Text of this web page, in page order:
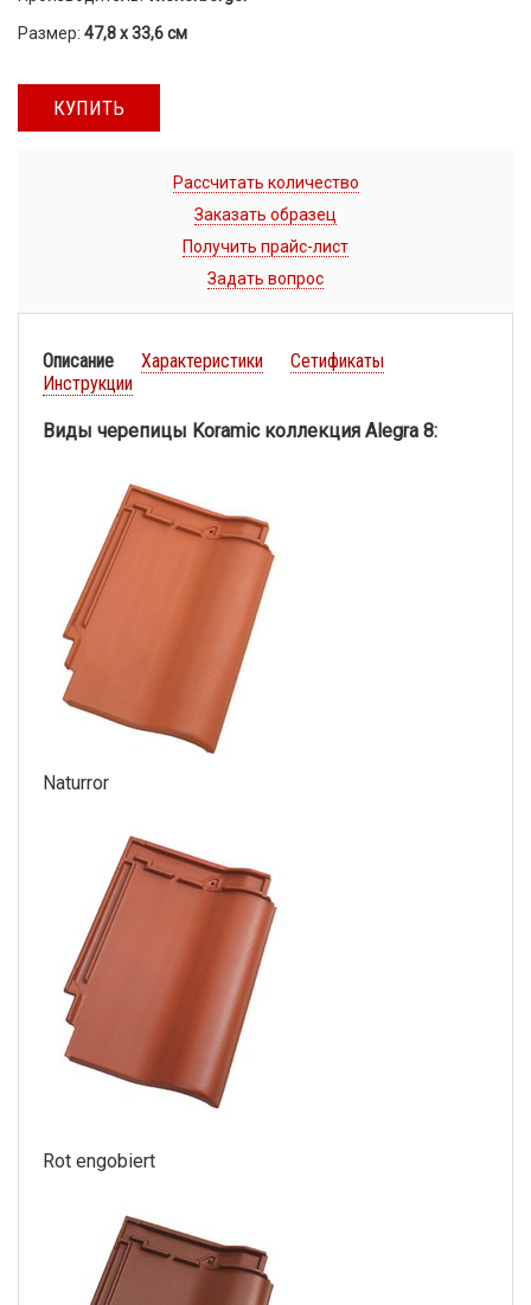
Размер: 47,8 х 33,6 см
КУПИТЬ
Рассчитать количество
Заказать образец
Получить прайс-лист
Задать вопрос
Описание Характеристики
Сетификаты
Инструкции
Виды черепицы Koramic коллекция Alegra 8:
Naturror
Rot engobiert